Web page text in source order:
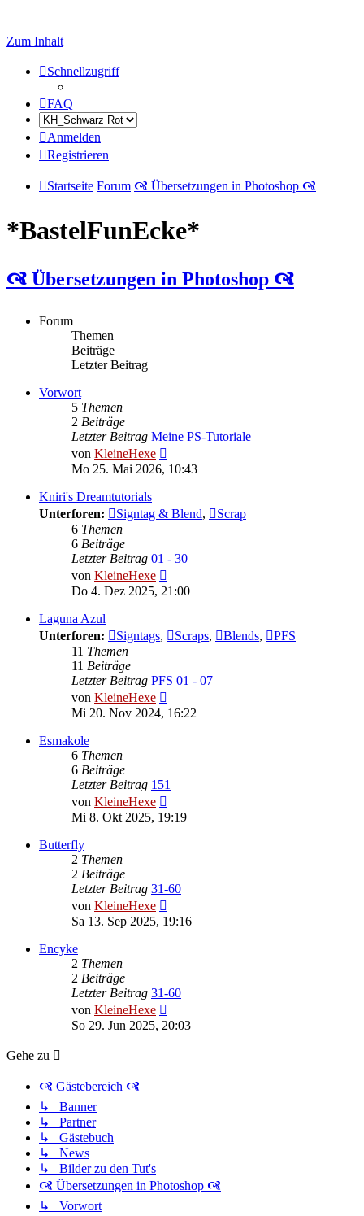
Zum Inhalt
Schnellzugriff
FAQ
Anmelden
Registrieren
Startseite Forum 🙧 Übersetzungen in Photoshop 🙧
*BastelFunEcke*
🙧 Übersetzungen in Photoshop 🙧
Forum
Themen
Beiträge
Letzter Beitrag
Vorwort
5 Themen
2 Beiträge
Letzter Beitrag Meine PS-Tutoriale
von KleineHexe
Beitrag
Mo 25. Mai 2026, 10:43
Kniri's Dreamtutorials
Unterforen:
Signtag & Blend,
Scrap
6 Themen
6 Beiträge
Letzter Beitrag 01 - 30
von KleineHexe
Beitrag
Do 4. Dez 2025, 21:00
Laguna Azul
Unterforen:
Signtags, Scraps, Blends,
PFS
11 Themen
11 Beiträge
Letzter Beitrag PFS 01 - 07
von KleineHexe
Beitrag
Mi 20. Nov 2024, 16:22
Esmakole
6 Themen
6 Beiträge
Letzter Beitrag 151
von KleineHexe
Beitrag
Mi 8. Okt 2025, 19:19
Butterfly
2 Themen
2 Beiträge
Letzter Beitrag 31-60
von KleineHexe
Beitrag
Sa 13. Sep 2025, 19:16
Encyke
2 Themen
2 Beiträge
Letzter Beitrag 31-60
von KleineHexe
Beitrag
So 29. Jun 2025, 20:03
Gehe zu
🙧 Gästebereich 🙧
↳ Banner
↳ Partner
↳ Gästebuch
↳ News
↳ Bilder zu den Tut's
🙧 Übersetzungen in Photoshop 🙧
↳ Vorwort